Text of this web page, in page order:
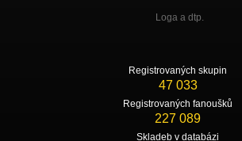
Loga a dtp.
Registrovaných skupin
47 033
Registrovaných fanoušků
227 089
Skladeb v databázi